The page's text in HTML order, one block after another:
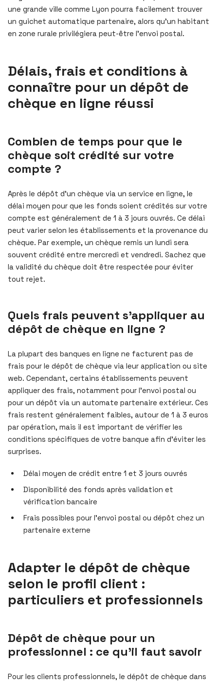
une grande ville comme Lyon pourra facilement trouver
un guichet automatique partenaire, alors qu’un habitant
en zone rurale privilégiera peut-être l’envoi postal.
Délais, frais et conditions à
connaître pour un dépôt de
chèque en ligne réussi
Combien de temps pour que le
chèque soit crédité sur votre
compte ?
Après le dépôt d’un chèque via un service en ligne, le
délai moyen pour que les fonds soient crédités sur votre
compte est généralement de 1 à 3 jours ouvrés. Ce délai
peut varier selon les établissements et la provenance du
chèque. Par exemple, un chèque remis un lundi sera
souvent crédité entre mercredi et vendredi. Sachez que
la validité du chèque doit être respectée pour éviter
tout rejet.
Quels frais peuvent s’appliquer au
dépôt de chèque en ligne ?
La plupart des banques en ligne ne facturent pas de
frais pour le dépôt de chèque via leur application ou site
web. Cependant, certains établissements peuvent
appliquer des frais, notamment pour l’envoi postal ou
pour un dépôt via un automate partenaire extérieur. Ces
frais restent généralement faibles, autour de 1 à 3 euros
par opération, mais il est important de vérifier les
conditions spécifiques de votre banque afin d’éviter les
surprises.
Délai moyen de crédit entre 1 et 3 jours ouvrés
Disponibilité des fonds après validation et
vérification bancaire
Frais possibles pour l’envoi postal ou dépôt chez un
partenaire externe
Adapter le dépôt de chèque
selon le profil client :
particuliers et professionnels
Dépôt de chèque pour un
professionnel : ce qu’il faut savoir
Pour les clients professionnels, le dépôt de chèque dans